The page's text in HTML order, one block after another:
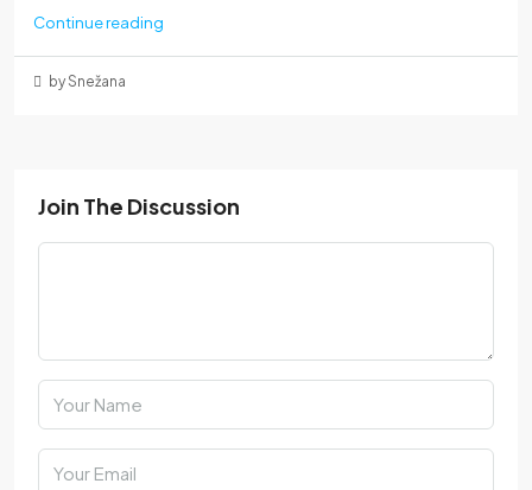
Continue reading
by Snežana
Join The Discussion